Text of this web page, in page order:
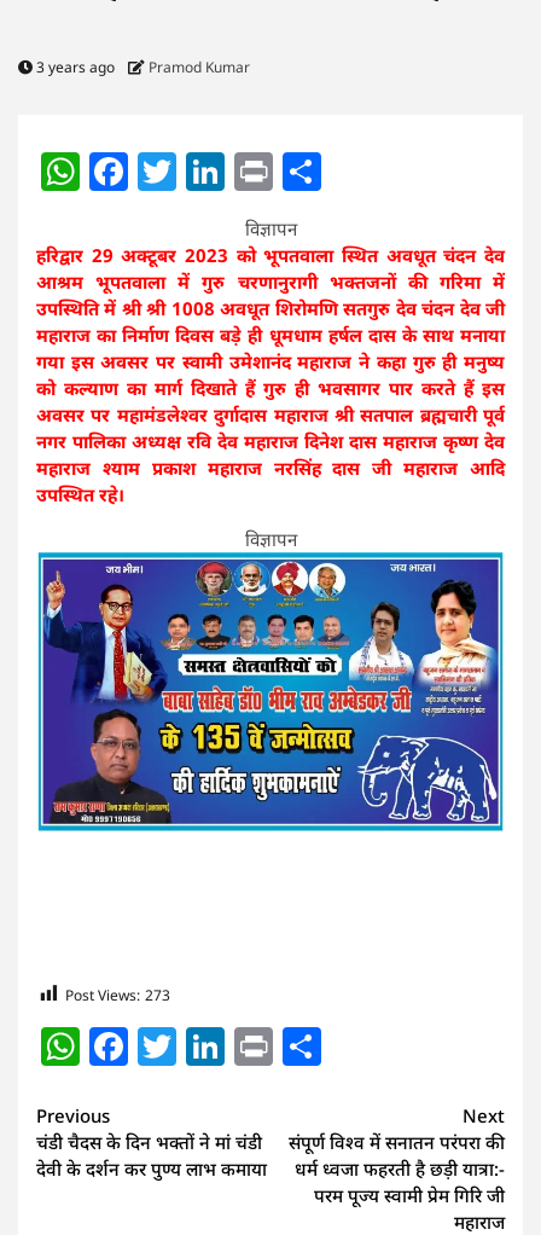
3 years ago Pramod Kumar
WhatsApp
Facebook
Twitter
LinkedIn
Print
विज्ञापन
हरिद्वार 29 अक्टूबर 2023 को भूपतवाला स्थित अवधूत चंदन देव
आश्रम भूपतवाला में गुरु चरणानुरागी भक्तजनों की गरिमा में
उपस्थिति में श्री श्री 1008 अवधूत शिरोमणि सतगुरु देव चंदन देव जी
महाराज का निर्माण दिवस बड़े ही धूमधाम हर्षल दास के साथ मनाया
गया इस अवसर पर स्वामी उमेशानंद महाराज ने कहा गुरु ही मनुष्य
को कल्याण का मार्ग दिखाते हैं गुरु ही भवसागर पार करते हैं इस
अवसर पर महामंडलेश्वर दुर्गादास महाराज श्री सतपाल ब्रह्मचारी पूर्व
नगर पालिका अध्यक्ष रवि देव महाराज दिनेश दास महाराज कृष्ण देव
महाराज श्याम प्रकाश महाराज नरसिंह दास जी महाराज आदि
उपस्थित रहे।
विज्ञापन
Post Views: 273
WhatsApp
Facebook
Twitter
LinkedIn
Print
Continue
Reading
Previous
चंडी चैदस के दिन भक्तों ने मां चंडी
देवी के दर्शन कर पुण्य लाभ कमाया
Next
संपूर्ण विश्व में सनातन परंपरा की
धर्म ध्वजा फहरती है छड़ी यात्रा:-
परम पूज्य स्वामी प्रेम गिरि जी
महाराज